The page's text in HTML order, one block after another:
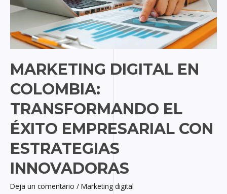
MARKETING DIGITAL EN
COLOMBIA:
TRANSFORMANDO EL
ÉXITO EMPRESARIAL CON
ESTRATEGIAS
INNOVADORAS
Deja un comentario / Marketing digital
empresarial
estrategias
innovadoras